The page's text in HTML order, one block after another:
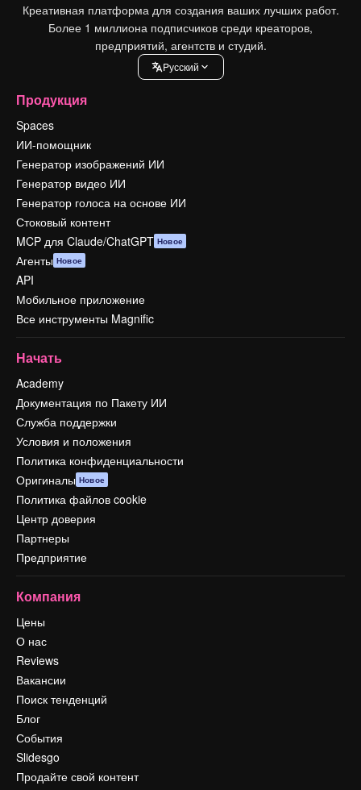
Креативная платформа для создания ваших лучших работ.
Более 1 миллиона подписчиков среди креаторов,
предприятий, агентств и студий.
Pусский
Продукция
Spaces
ИИ-помощник
Генератор изображений ИИ
Генератор видео ИИ
Генератор голоса на основе ИИ
Стоковый контент
MCP для Claude/ChatGPT Новое
Агенты Новое
API
Мобильное приложение
Все инструменты Magnific
Начать
Academy
Документация по Пакету ИИ
Служба поддержки
Условия и положения
Политика конфиденциальности
Оригиналы Новое
Политика файлов cookie
Центр доверия
Партнеры
Предприятие
Компания
Цены
О нас
Reviews
Вакансии
Поиск тенденций
Блог
События
Slidesgo
Продайте свой контент